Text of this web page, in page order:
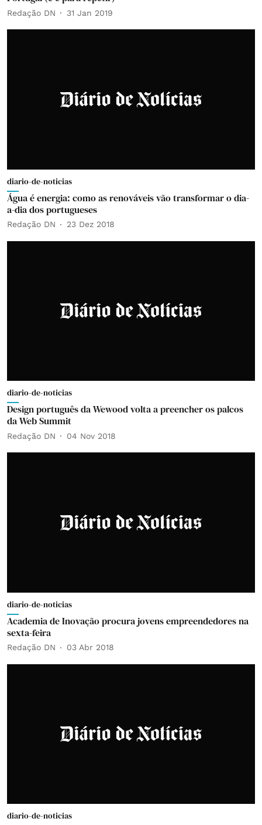
Redação DN 31 Jan 2019
diario-de-noticias
Água é energia: como as renováveis vão transformar o dia-
a-dia dos portugueses
Redação DN 23 Dez 2018
diario-de-noticias
Design português da Wewood volta a preencher os palcos
da Web Summit
Redação DN 04 Nov 2018
diario-de-noticias
Academia de Inovação procura jovens empreendedores na
sexta-feira
Redação DN 03 Abr 2018
diario-de-noticias